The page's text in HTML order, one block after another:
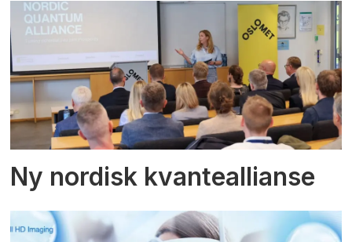
Ny nordisk kvanteallianse